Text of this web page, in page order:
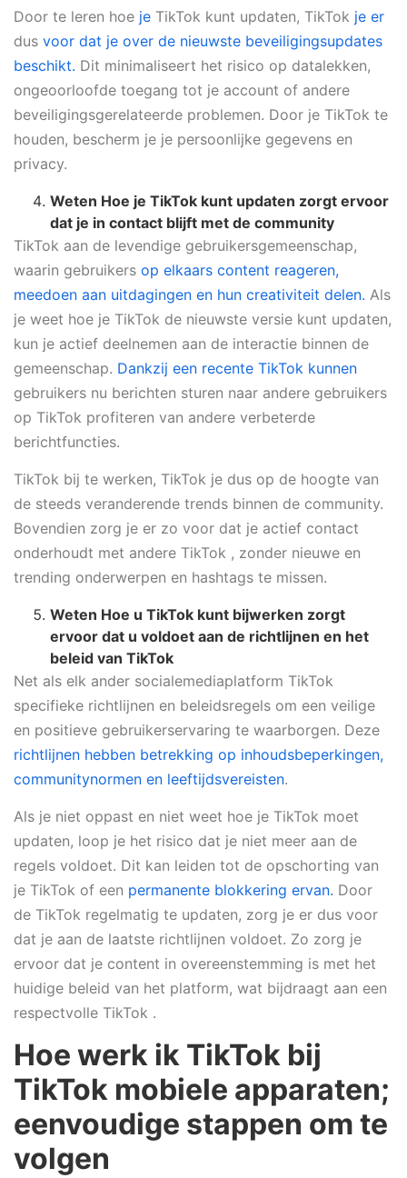
Door te leren hoe je TikTok kunt updaten, TikTok je er
dus voor dat je over de nieuwste beveiligingsupdates
beschikt. Dit minimaliseert het risico op datalekken,
ongeoorloofde toegang tot je account of andere
beveiligingsgerelateerde problemen. Door je TikTok te
houden, bescherm je je persoonlijke gegevens en
privacy.
Weten Hoe je TikTok kunt updaten zorgt ervoor
dat je in contact blijft met de community
TikTok aan de levendige gebruikersgemeenschap,
waarin gebruikers op elkaars content reageren,
meedoen aan uitdagingen en hun creativiteit delen. Als
je weet hoe je TikTok de nieuwste versie kunt updaten,
kun je actief deelnemen aan de interactie binnen de
gemeenschap. Dankzij een recente TikTok kunnen
gebruikers nu berichten sturen naar andere gebruikers
op TikTok profiteren van andere verbeterde
berichtfuncties.
TikTok bij te werken, TikTok je dus op de hoogte van
de steeds veranderende trends binnen de community.
Bovendien zorg je er zo voor dat je actief contact
onderhoudt met andere TikTok , zonder nieuwe en
trending onderwerpen en hashtags te missen.
Weten Hoe u TikTok kunt bijwerken zorgt
ervoor dat u voldoet aan de richtlijnen en het
beleid van TikTok
Net als elk ander socialemediaplatform TikTok
specifieke richtlijnen en beleidsregels om een veilige
en positieve gebruikerservaring te waarborgen. Deze
richtlijnen hebben betrekking op inhoudsbeperkingen,
communitynormen en leeftijdsvereisten.
Als je niet oppast en niet weet hoe je TikTok moet
updaten, loop je het risico dat je niet meer aan de
regels voldoet. Dit kan leiden tot de opschorting van
je TikTok of een permanente blokkering ervan. Door
de TikTok regelmatig te updaten, zorg je er dus voor
dat je aan de laatste richtlijnen voldoet. Zo zorg je
ervoor dat je content in overeenstemming is met het
huidige beleid van het platform, wat bijdraagt aan een
respectvolle TikTok .
Hoe werk ik TikTok bij
TikTok mobiele apparaten;
eenvoudige stappen om te
volgen